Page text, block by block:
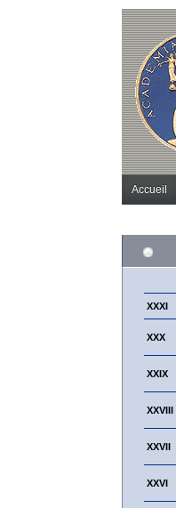
Accueil
XXXI
XXX
XXIX
XXVIII
XXVII
XXVI